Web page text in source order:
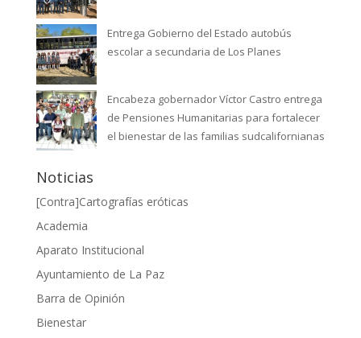
Entrega Gobierno del Estado autobús
escolar a secundaria de Los Planes
Encabeza gobernador Víctor Castro entrega
de Pensiones Humanitarias para fortalecer
el bienestar de las familias sudcalifornianas
Noticias
[Contra]Cartografías eróticas
Academia
Aparato Institucional
Ayuntamiento de La Paz
Barra de Opinión
Bienestar